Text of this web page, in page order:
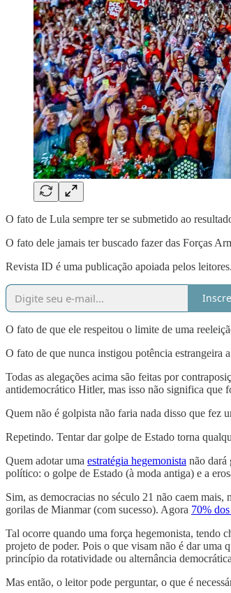
O fato de Lula sempre ter se submetido ao
O fato dele jamais ter buscado fazer das Forças
Revista ID é uma publicação apoiada pelos
O fato de que ele respeitou o limite de uma
O fato de que nunca instigou potência estrangeira
Todas as alegações acima são feitas por
antidemocrático Hitler, mas isso não significa que
Quem não é golpista não faria nada disso que fez
Repetindo. Tentar dar golpe de Estado torna
Quem adotar uma estratégia hegemonista não dará
político: o golpe de Estado (à moda antiga) e a
Sim, as democracias no século 21 não caem
gorilas de Mianmar (com sucesso). Agora 70%
Tal ocorre quando uma força hegemonista, tendo
projeto de poder. Pois o que visam não é dar uma
princípio da rotatividade ou alternância
Mas então, o leitor pode perguntar, o que é